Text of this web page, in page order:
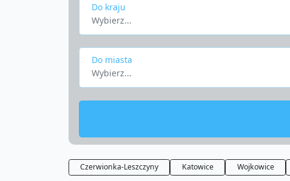
Do kraju
Wybierz...
Do miasta
Wybierz...
Czerwionka-Leszczyny Katowice Wojkowice